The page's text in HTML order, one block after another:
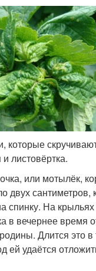
которые
листовёртка.
или мотылёк,
двух
спинку. На
в вечернее время
Длится это в
ей удаётся